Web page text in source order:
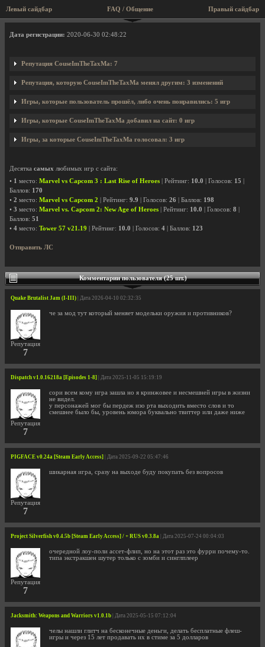
Левый сайдбар Правый сайдбар
FAQ / Общение
Профиль пользователя CouseImTheTaxMa
Дата регистрации: 2020-06-30 02:48:22
Репутация CouseImTheTaxMa: 7
Репутация, которую CouseImTheTaxMa менял другим: 3 изменений
Игры, которые пользователь прошёл, либо очень понравились: 5 игр
Игры, которые CouseImTheTaxMa добавил на сайт: 0 игр
Игры, за которые CouseImTheTaxMa голосовал: 3 игр
Десятка самых любимых игр с сайта:
• 1 место: Marvel vs Capcom 3 : Last Rise of Heroes | Рейтинг: 10.0 | Голосов: 15
Баллов: 170
• 2 место: Marvel vs Capcom 2 | Рейтинг: 9.9 | Голосов: 26 | Баллов: 198
• 3 место: Marvel vs. Capcom 2: New Age of Heroes | Рейтинг: 10.0 | Голосов: 8
Баллов: 51
• 4 место: Tower 57 v21.19 | Рейтинг: 10.0 | Голосов: 4 | Баллов: 123
Отправить ЛС
Комментарии пользователя (25 шт.)
Quake Brutalist Jam (I-III) | Дата 2026-04-10 02:32:35
Репутация
7
че за мод тут который меняет модельки оружия и противников?
Dispatch v1.0.16218a [Episodes 1-8] | Дата 2025-11-05 15:19:19
Репутация
7
сори всем кому игра зашла но я кринжовее и несмешней игры в жизни
не видел.
у персонажей мог бы пердеж изо рта выходить вместо слов и то
смешнее было бы, уровень юмора буквально твиттер или даже ниже
PIGFACE v0.24a [Steam Early Access] | Дата 2025-09-22 05:47:46
Репутация
7
шикарная игра, сразу на выходе буду покупать без вопросов
Project Silverfish v0.4.5b [Steam Early Access] / + RUS v0.3.8a | Дата 2025-07-24 00:04:03
Репутация
7
очередной лоу-поли ассет-флип, но на этот раз это фурри почему-то.
типа экстракшен шутер только с зомби и синглплеер
Jacksmith: Weapons and Warriors v1.0.1b | Дата 2025-05-15 07:12:04
челы нашли глитч на бесконечные деньги, делать бесплатные флеш-
игры и через 15 лет продавать их в стиме за 5 долларов